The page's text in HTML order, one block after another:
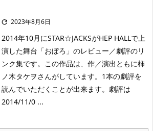
 2023年8月6日
2014年10月にSTAR☆JACKSがHEP HALLで上
演した舞台「おぼろ」のレビュー／劇評のリ
ンク集です。この作品は、作／演出ともに柿
ノ木タケヲさんがしています。1本の劇評を
読んでいただくことが出来ます。劇評は
2014/11/0 ...